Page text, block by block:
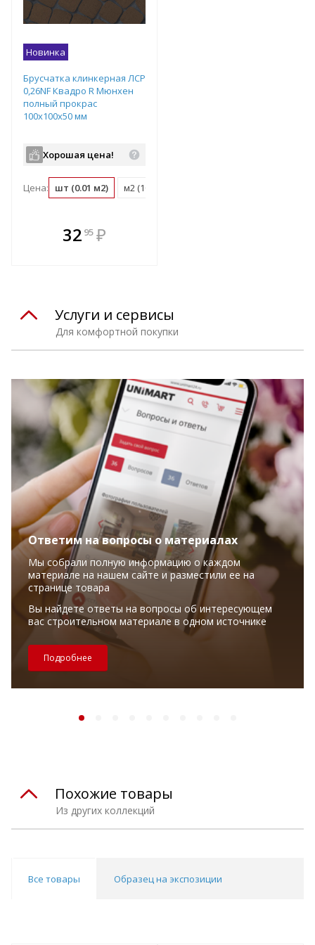
Новинка
Брусчатка клинкерная ЛСР
0,26NF Квадро R Мюнхен
полный прокрас
100х100х50 мм
Хорошая цена!
Цена: шт (0.01 м2) м2 (100 шт)
32 95 ₽
Для комфортной покупки
Услуги и сервисы
Ответим на вопросы о материалах
Мы собрали полную информацию о каждом
материале на нашем сайте и разместили ее на
странице товара
Вы найдете ответы на вопросы об интересующем
вас строительном материале в одном источнике
Подробнее
Из других коллекций
Похожие товары
Все товары Образец на экспозиции